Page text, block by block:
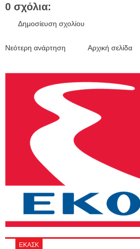
0 σχόλια:
Δημοσίευση σχολίου
Νεότερη ανάρτηση Αρχική σελίδα
ΕΚΑΣΚ